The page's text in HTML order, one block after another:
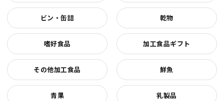
ビン・缶詰 乾物
嗜好食品 加工食品ギフト
その他加工食品 鮮魚
青果 乳製品